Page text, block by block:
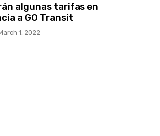
algunas tarifas en
a GO Transit
1, 2022